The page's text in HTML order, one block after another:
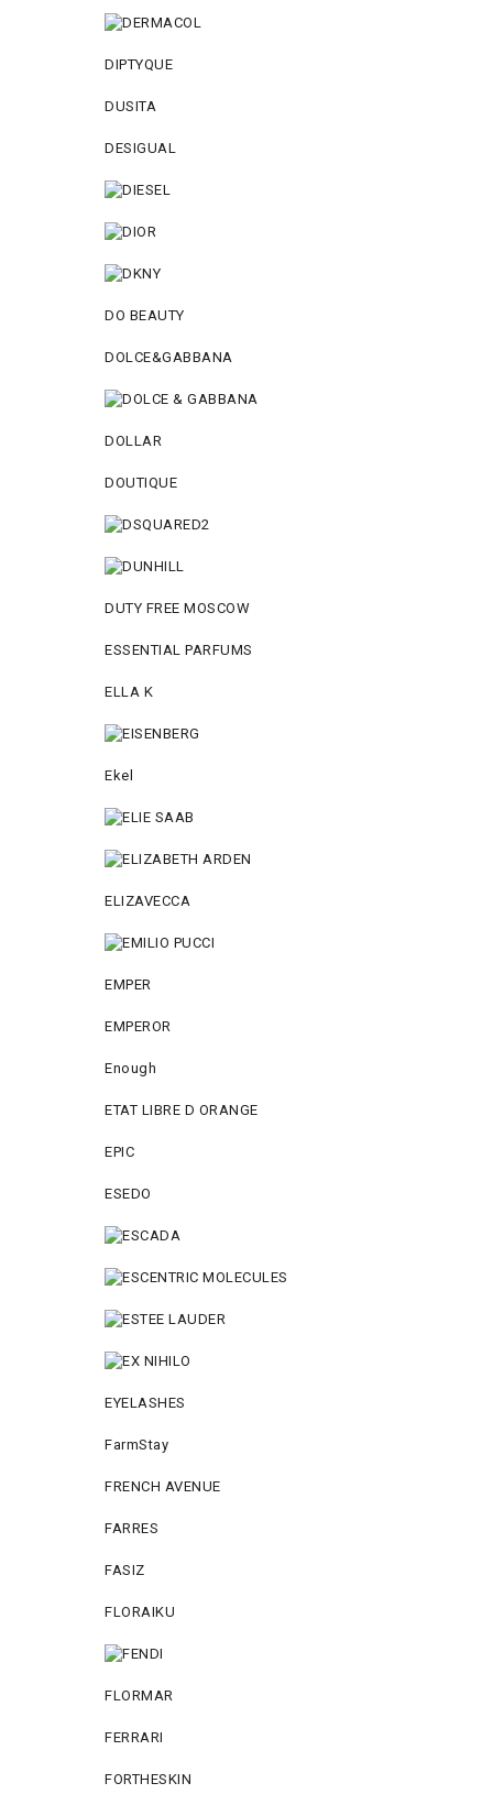
DIPTYQUE
DUSITA
DESIGUAL
DO BEAUTY
DOLCE&GABBANA
DOLLAR
DOUTIQUE
DUTY FREE MOSCOW
ESSENTIAL PARFUMS
ELLA K
Ekel
ELIZAVECCA
EMPER
EMPEROR
Enough
ETAT LIBRE D ORANGE
EPIC
ESEDO
EYELASHES
FarmStay
FRENCH AVENUE
FARRES
FASIZ
FLORAIKU
FLORMAR
FERRARI
FORTHESKIN